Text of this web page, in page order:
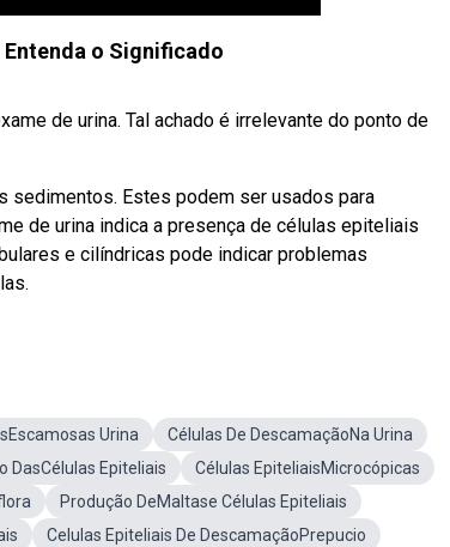
Entenda o Significado
de urina. Tal achado é irrelevante do ponto de
sedimentos. Estes podem ser usados para
de urina indica a presença de células epiteliais
e cilíndricas pode indicar problemas
Urina
Células De DescamaçãoNa Urina
DasCélulas Epiteliais
Células EpiteliaisMicrocópicas
Produção DeMaltase Células Epiteliais
Celulas Epiteliais De DescamaçãoPrepucio